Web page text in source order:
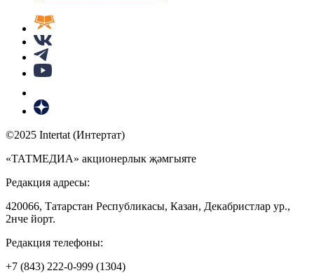
©2025 Intertat (Интертат)
«ТАТМЕДИА» акционерлык җәмгыяте
Редакция адресы:
420066, Татарстан Республикасы, Казан, Декабристлар ур.,
2нче йорт.
Редакция телефоны:
+7 (843) 222-0-999 (1304)